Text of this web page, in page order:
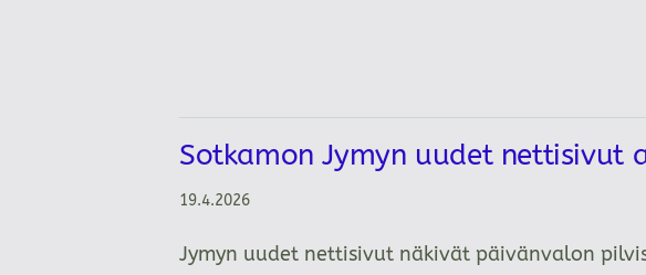
Sotkamon Jymyn uudet nettisivut
19.4.2026
Jymyn uudet nettisivut näkivät päivänvalon